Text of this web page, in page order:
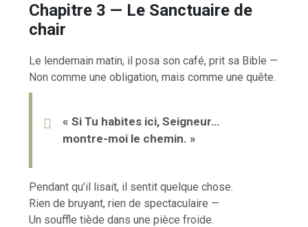
Chapitre 3 — Le Sanctuaire de
chair
Le lendemain matin, il posa son café, prit sa Bible —
Non comme une obligation, mais comme une quête.
« Si Tu habites ici, Seigneur…
montre-moi le chemin. »
Pendant qu’il lisait, il sentit quelque chose.
Rien de bruyant, rien de spectaculaire —
Un souffle tiède dans une pièce froide.